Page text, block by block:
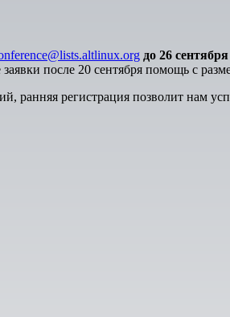
до 26
после 20 сентября помощь с
ранняя регистрация позволит нам